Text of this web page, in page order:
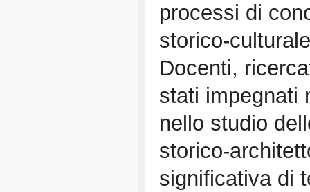
processi di
storico-
Docenti,
stati impegnati
nello studio
storico-
significativa di